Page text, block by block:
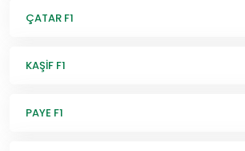
ÇATAR F1
KAŞİF F1
PAYE F1